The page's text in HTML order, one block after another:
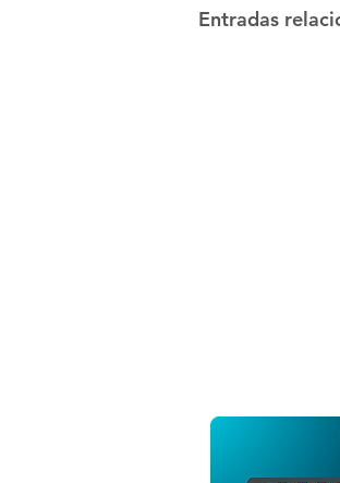
Entradas